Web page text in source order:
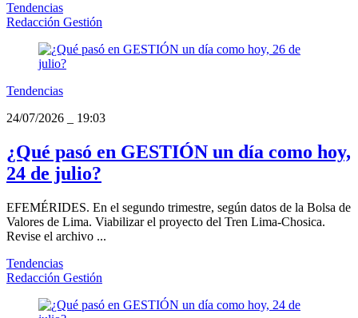
Tendencias
Redacción Gestión
Tendencias
24/07/2026
19:03
¿Qué pasó en GESTIÓN un día como hoy,
24 de julio?
EFEMÉRIDES. En el segundo trimestre, según datos de la Bolsa de
Valores de Lima. Viabilizar el proyecto del Tren Lima-Chosica.
Revise el archivo ...
Tendencias
Redacción Gestión